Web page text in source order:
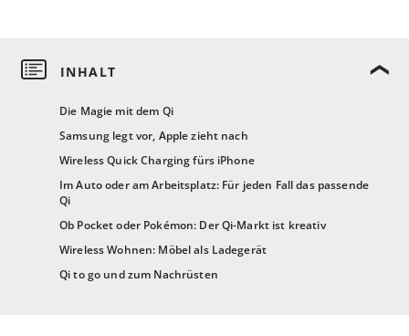
Die Magie mit dem Qi
Samsung legt vor, Apple zieht nach
Wireless Quick Charging fürs iPhone
Im Auto oder am Arbeitsplatz: Für jeden Fall das passende
Qi
Ob Pocket oder Pokémon: Der Qi-Markt ist kreativ
Wireless Wohnen: Möbel als Ladegerät
Qi to go und zum Nachrüsten